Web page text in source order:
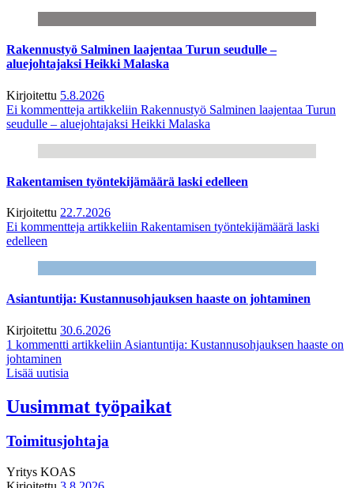
Rakennustyö Salminen laajentaa Turun seudulle –
aluejohtajaksi Heikki Malaska
Kirjoitettu 5.8.2026
Ei kommentteja artikkeliin Rakennustyö Salminen laajentaa Turun
seudulle – aluejohtajaksi Heikki Malaska
Rakentamisen työntekijämäärä laski edelleen
Kirjoitettu 22.7.2026
Ei kommentteja artikkeliin Rakentamisen työntekijämäärä laski
edelleen
Asiantuntija: Kustannusohjauksen haaste on johtaminen
Kirjoitettu 30.6.2026
1 kommentti artikkeliin Asiantuntija: Kustannusohjauksen haaste on
johtaminen
Lisää uutisia
Uusimmat työpaikat
Toimitusjohtaja
Yritys KOAS